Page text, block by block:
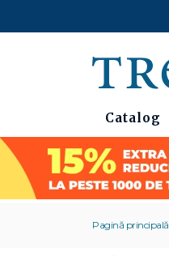
Catalog
Pagină principală